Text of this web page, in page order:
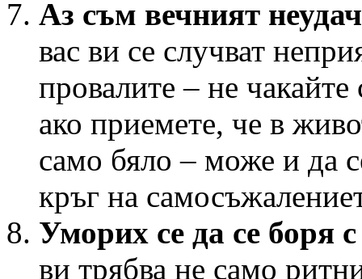
Аз съм вечният
вас ви се случват
провалите – не
ако приемете, че в
само бяло – може и да
кръг на
Уморих се да се боря
ви трябва не само